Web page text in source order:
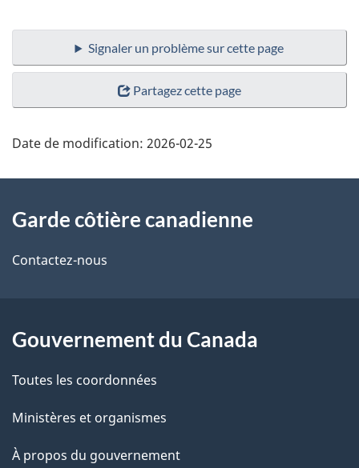
Signaler un problème sur cette page
Partagez cette page
Date de modification: 2026-02-25
propos
de
site
Garde côtière canadienne
Contactez-nous
Gouvernement du Canada
Toutes les coordonnées
Ministères et organismes
À propos du gouvernement